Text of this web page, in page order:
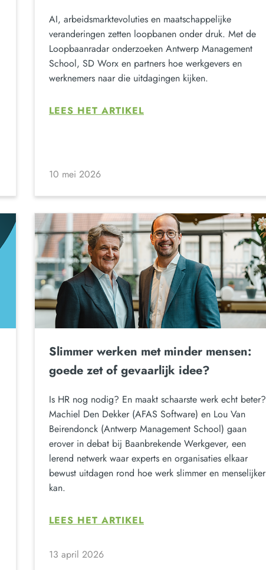
AI, arbeidsmarktevoluties en maatschappelijke
veranderingen zetten loopbanen onder druk. Met de
Loopbaanradar onderzoeken Antwerp Management
School, SD Worx en partners hoe werkgevers en
werknemers naar die uitdagingen kijken.
LEES HET ARTIKEL
10 mei 2026
Slimmer werken met minder mensen:
goede zet of gevaarlijk idee?
Is HR nog nodig? En maakt schaarste werk echt beter?
Machiel Den Dekker (AFAS Software) en Lou Van
Beirendonck (Antwerp Management School) gaan
erover in debat bij Baanbrekende Werkgever, een
lerend netwerk waar experts en organisaties elkaar
bewust uitdagen rond hoe werk slimmer en menselijker
kan.
LEES HET ARTIKEL
13 april 2026